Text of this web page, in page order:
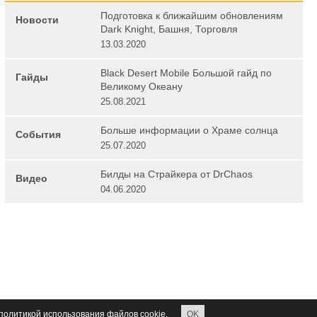
Новости
Подготовка к ближайшим обновлениям
Dark Knight, Башня, Торговля
13.03.2020
Гайды
Black Desert Mobile Большой гайд по
Великому Океану
25.08.2021
События Больше информации о Храме солнца
25.07.2020
Видео Билды на Страйкера от DrChaos
04.06.2020
использования файлов cookie. OK